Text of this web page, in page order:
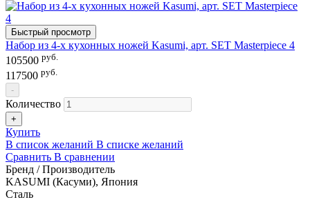
Быстрый просмотр
Набор из 4-х кухонных ножей Kasumi, арт. SET Masterpiece 4
105500 руб.
117500 руб.
-
Количество
+
Купить
В список желаний В списке желаний
Сравнить В сравнении
Бренд / Производитель
KASUMI (Касуми), Япония
Сталь